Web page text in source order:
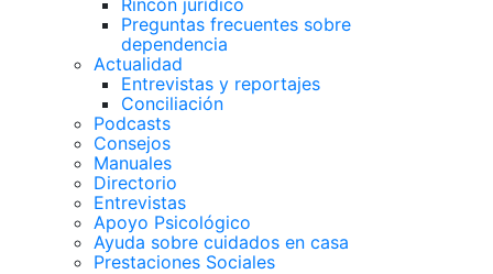
Preguntas frecuentes sobre
dependencia
Actualidad
Entrevistas y reportajes
Conciliación
Podcasts
Consejos
Manuales
Directorio
Entrevistas
Apoyo Psicológico
Ayuda sobre cuidados en casa
Prestaciones Sociales